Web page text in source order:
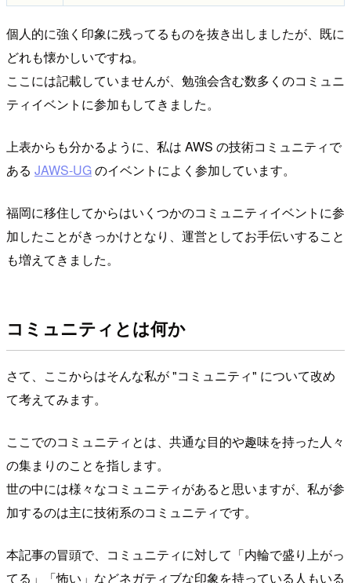
個人的に強く印象に残ってるものを抜き出しましたが、既に
どれも懐かしいですね。
ここには記載していませんが、勉強会含む数多くのコミュニ
ティイベントに参加もしてきました。
上表からも分かるように、私は AWS の技術コミュニティで
ある JAWS-UGのイベントによく参加しています。
福岡に移住してからはいくつかのコミュニティイベントに参
加したことがきっかけとなり、運営としてお手伝いすること
も増えてきました。
コミュニティとは何か
さて、ここからはそんな私が "コミュニティ" について改め
て考えてみます。
ここでのコミュニティとは、共通な目的や趣味を持った人々
の集まりのことを指します。
世の中には様々なコミュニティがあると思いますが、私が参
加するのは主に技術系のコミュニティです。
本記事の冒頭で、コミュニティに対して「内輪で盛り上がっ
てる」「怖い」などネガティブな印象を持っている人もいる